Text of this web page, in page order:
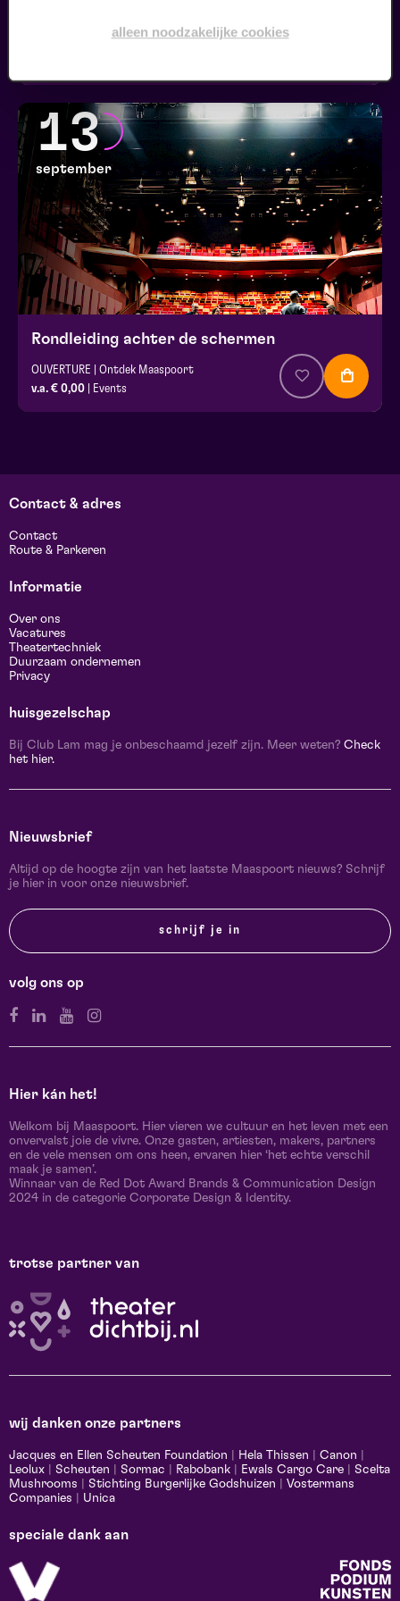
alleen noodzakelijke cookies
Silverfood Universum
13
september
Rondleiding achter de schermen
OUVERTURE | Ontdek Maaspoort
v.a. € 0,00 | Events
Contact & adres
Contact
Route & Parkeren
Informatie
Over ons
Vacatures
Theatertechniek
Duurzaam ondernemen
Privacy
huisgezelschap
Bij Club Lam mag je onbeschaamd jezelf zijn. Meer weten? Check
het hier.
Nieuwsbrief
Altijd op de hoogte zijn van het laatste Maaspoort nieuws? Schrijf
je hier in voor onze nieuwsbrief.
schrijf je in
volg ons op
Hier kán het!
Welkom bij Maaspoort. Hier vieren we cultuur en het leven met een
onvervalst joie de vivre. Onze gasten, artiesten, makers, partners
en de vele mensen om ons heen, ervaren hier ‘het echte verschil
maak je samen’.
Winnaar van de Red Dot Award Brands & Communication Design
2024 in de categorie Corporate Design & Identity.
trotse partner van
wij danken onze partners
Jacques en Ellen Scheuten Foundation Hela Thissen Canon
Leolux
Scheuten Sormac Rabobank Ewals Cargo Care
Scelta
Mushrooms
Stichting Burgerlijke Godshuizen
Vostermans
Companies
Unica
speciale dank aan